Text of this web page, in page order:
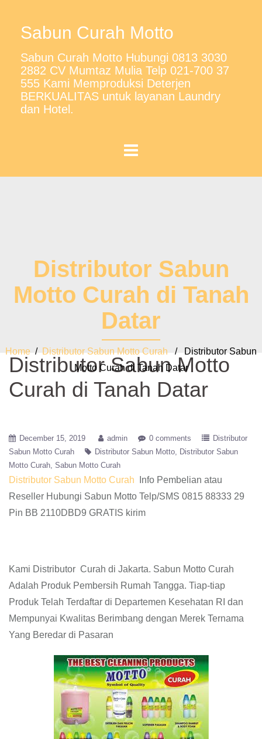
Sabun Curah Motto
Sabun Curah Motto Hubungi 0813 3030
2882 CV Mumtaz Mulia Telp 021-700 37
555 Kami Memproduksi Deterjen
BERKUALITAS untuk layanan Laundry
dan Hotel.
Distributor Sabun
Motto Curah di Tanah
Datar
Home / Distributor Sabun Motto Curah / Distributor Sabun
Motto Curah di Tanah Datar
Distributor Sabun Motto
Curah di Tanah Datar
December 15, 2019 admin 0 comments
Distributor
Sabun Motto Curah
Distributor Sabun Motto
Distributor Sabun
Motto Curah Sabun Motto Curah
Distributor Sabun Motto Curah
Info Pembelian atau
Reseller Hubungi Sabun Motto Telp/SMS 0815 88333 29
Pin BB 2110DBD9 GRATIS kirim
Kami Distributor Curah di Jakarta. Sabun Motto Curah
Adalah Produk Pembersih Rumah Tangga. Tiap-tiap
Produk Telah Terdaftar di Departemen Kesehatan RI dan
Mempunyai Kwalitas Berimbang dengan Merek Ternama
Yang Beredar di Pasaran